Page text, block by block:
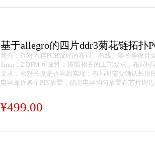
基于allegro的四片ddr3菊花链拓扑
简介：针对内存PCB设计的布局、布线、等长等设
3mm；2.DFM 可靠性：按照相关的工艺要求，布局
要求，相对长度是否容易实现：布局时需要确认长
电容靠近各个PIN放置，储能电容均匀放置在芯片周
¥499.00